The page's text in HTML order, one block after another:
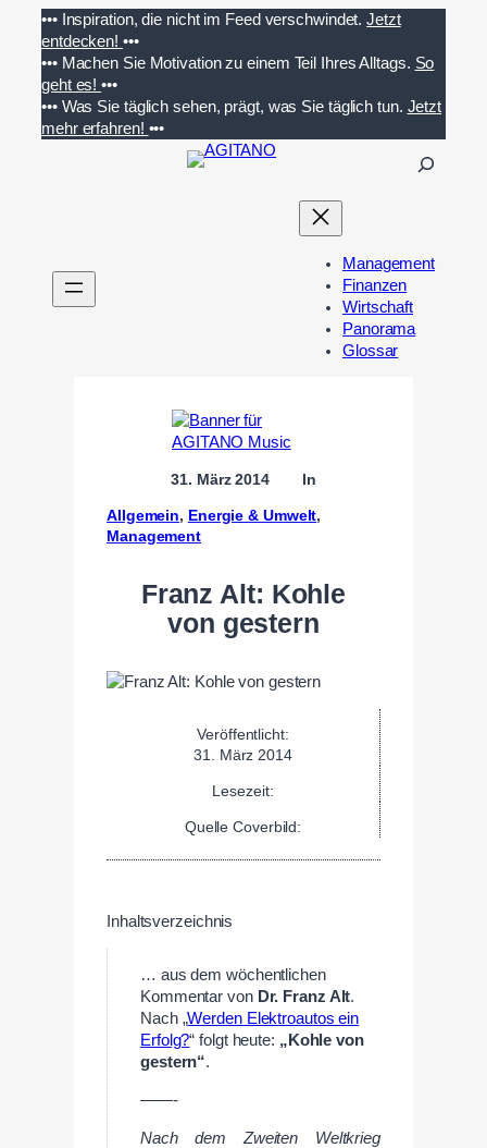
Inhalt
springen
••• Inspiration, die nicht im Feed verschwindet. Jetzt
entdecken! •••
••• Machen Sie Motivation zu einem Teil Ihres Alltags. So
geht es!•••
••• Was Sie täglich sehen, prägt, was Sie täglich tun. Jetzt
mehr erfahren! •••
n
Management
Finanzen
Wirtschaft
Panorama
Glossar
31. März 2014 In
Allgemein, Energie & Umwelt
Management
Franz Alt: Kohle
von gestern
Veröffentlicht:
31. März 2014
Lesezeit:
Quelle Coverbild:
Inhaltsverzeichnis
… aus dem wöchentlichen
Kommentar von Dr. Franz Alt.
Nach „Werden Elektroautos ein
Erfolg?“ folgt heute: „Kohle von
gestern“.
——-
Nach dem Zweiten Weltkrieg